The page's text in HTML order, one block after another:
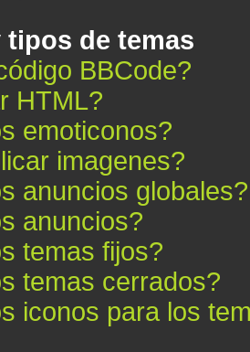
tipos de temas
BBCode?
HTML?
emoticonos?
imagenes?
anuncios globales?
anuncios?
temas fijos?
temas cerrados?
iconos para los